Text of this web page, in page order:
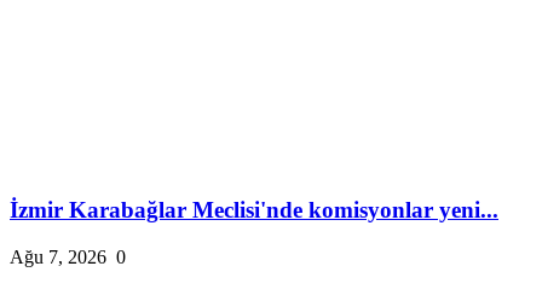
İzmir Karabağlar Meclisi'nde komisyonlar yeni...
Ağu 7, 2026 0